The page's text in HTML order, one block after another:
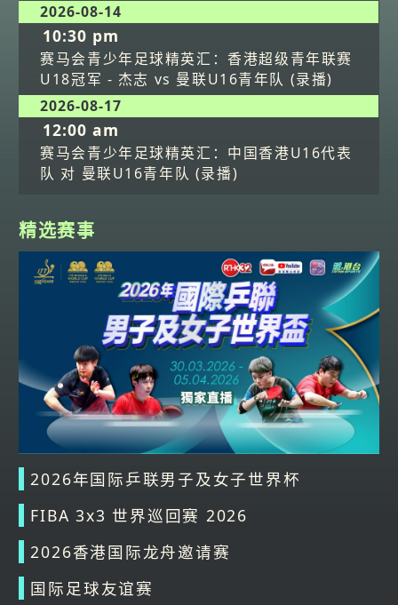
2026-08-14
10:30 pm
赛马会青少年足球精英汇：香港超级青年联赛
U18冠军 - 杰志 vs 曼联U16青年队 (录播)
2026-08-17
12:00 am
赛马会青少年足球精英汇：中国香港U16代表
队 对 曼联U16青年队 (录播)
精选赛事
2026年国际乒联男子及女子世界杯
FIBA 3x3 世界巡回赛 2026
2026香港国际龙舟邀请赛
国际足球友谊赛